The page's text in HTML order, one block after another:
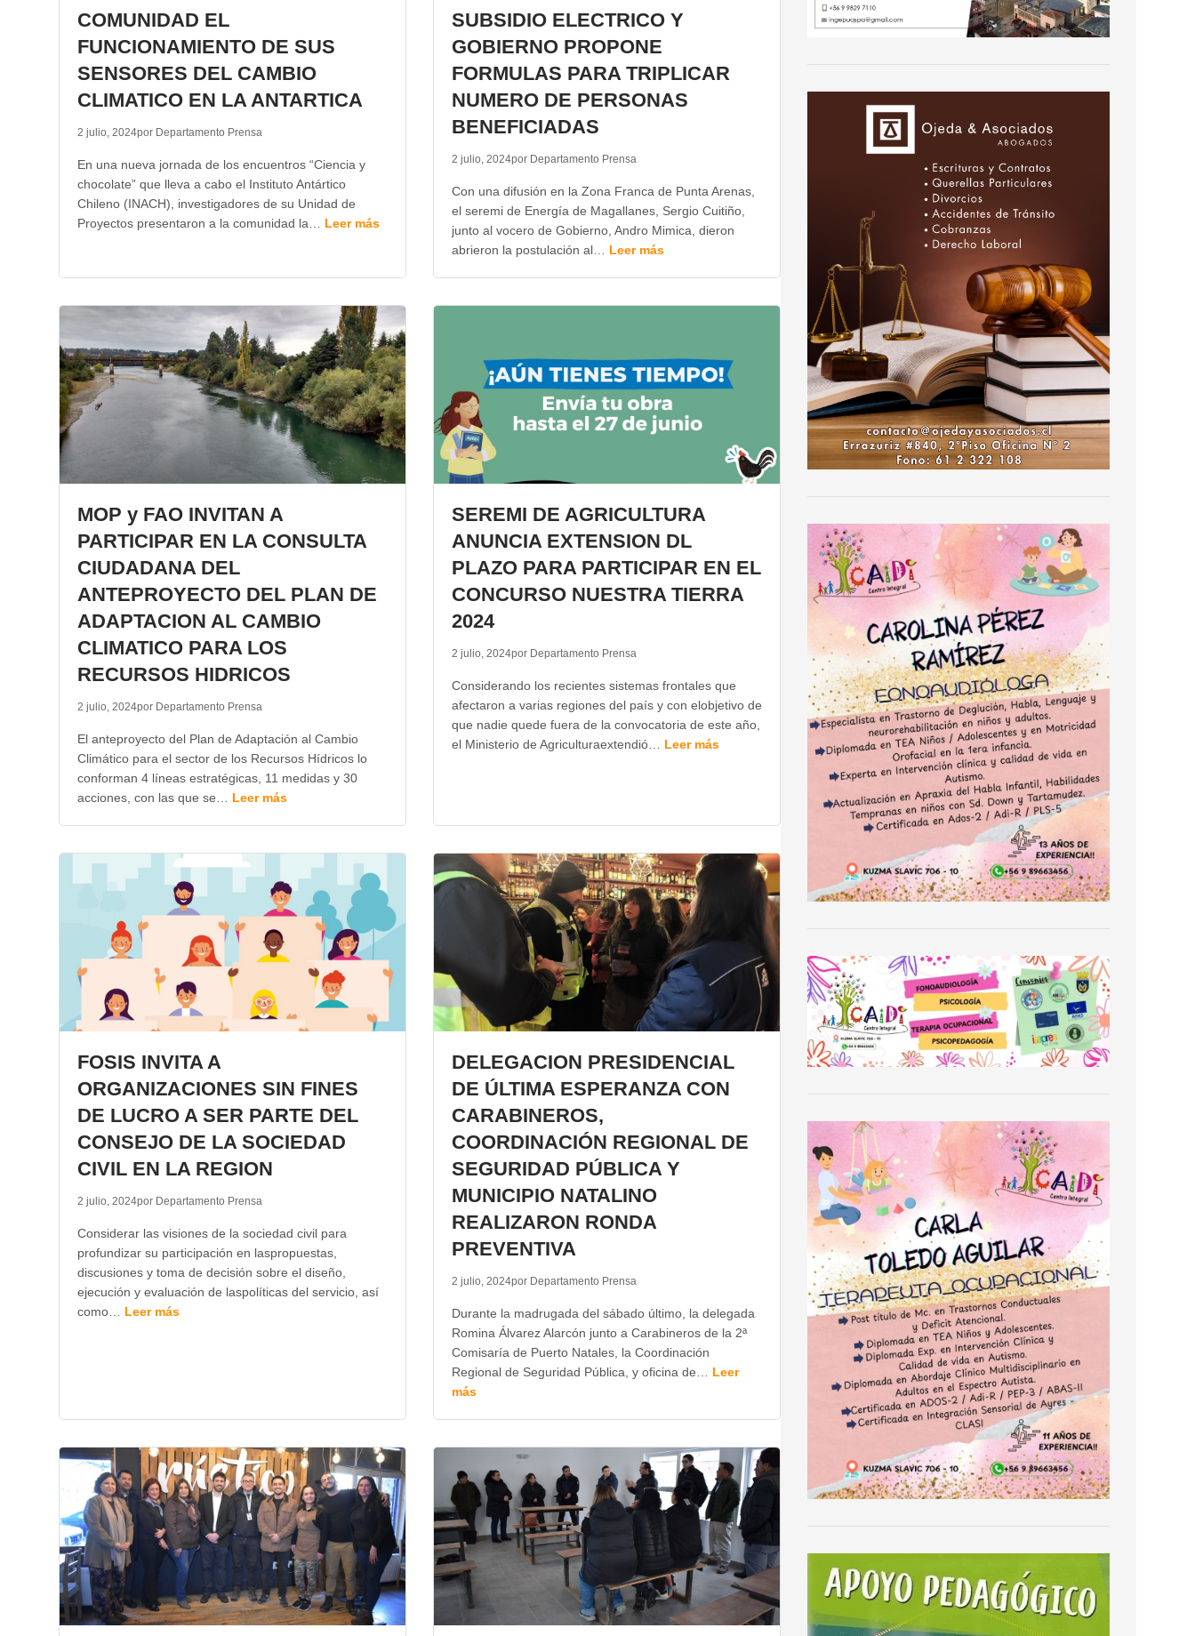
COMUNIDAD EL
FUNCIONAMIENTO DE SUS
SENSORES DEL CAMBIO
CLIMATICO EN LA ANTARTICA
2 julio, 2024por Departamento Prensa
En una nueva jornada de los encuentros “Ciencia y
chocolate” que lleva a cabo el Instituto Antártico
Chileno (INACH), investigadores de su Unidad de
Proyectos presentaron a la comunidad la… Leer más
SUBSIDIO ELECTRICO Y
GOBIERNO PROPONE
FORMULAS PARA TRIPLICAR
NUMERO DE PERSONAS
BENEFICIADAS
2 julio, 2024por Departamento Prensa
Con una difusión en la Zona Franca de Punta Arenas,
el seremi de Energía de Magallanes, Sergio Cuitiño,
junto al vocero de Gobierno, Andro Mimica, dieron
abrieron la postulación al… Leer más
MOP y FAO INVITAN A
PARTICIPAR EN LA CONSULTA
CIUDADANA DEL
ANTEPROYECTO DEL PLAN DE
ADAPTACION AL CAMBIO
CLIMATICO PARA LOS
RECURSOS HIDRICOS
2 julio, 2024por Departamento Prensa
El anteproyecto del Plan de Adaptación al Cambio
Climático para el sector de los Recursos Hídricos lo
conforman 4 líneas estratégicas, 11 medidas y 30
acciones, con las que se… Leer más
SEREMI DE AGRICULTURA
ANUNCIA EXTENSION DL
PLAZO PARA PARTICIPAR EN EL
CONCURSO NUESTRA TIERRA
2024
2 julio, 2024por Departamento Prensa
Considerando los recientes sistemas frontales que
afectaron a varias regiones del país y con elobjetivo de
que nadie quede fuera de la convocatoria de este año,
el Ministerio de Agriculturaextendió… Leer más
FOSIS INVITA A
ORGANIZACIONES SIN FINES
DE LUCRO A SER PARTE DEL
CONSEJO DE LA SOCIEDAD
CIVIL EN LA REGION
2 julio, 2024por Departamento Prensa
Considerar las visiones de la sociedad civil para
profundizar su participación en laspropuestas,
discusiones y toma de decisión sobre el diseño,
ejecución y evaluación de laspolíticas del servicio, así
como… Leer más
DELEGACION PRESIDENCIAL
DE ÚLTIMA ESPERANZA CON
CARABINEROS,
COORDINACIÓN REGIONAL DE
SEGURIDAD PÚBLICA Y
MUNICIPIO NATALINO
REALIZARON RONDA
PREVENTIVA
2 julio, 2024por Departamento Prensa
Durante la madrugada del sábado último, la delegada
Romina Álvarez Alarcón junto a Carabineros de la 2ª
Comisaría de Puerto Natales, la Coordinación
Regional de Seguridad Pública, y oficina de… Leer
más